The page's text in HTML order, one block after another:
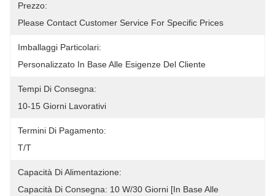
Prezzo:
Please Contact Customer Service For Specific Prices
Imballaggi Particolari:
Personalizzato In Base Alle Esigenze Del Cliente
Tempi Di Consegna:
10-15 Giorni Lavorativi
Termini Di Pagamento:
T/T
Capacità Di Alimentazione:
Capacità Di Consegna: 10 W/30 Giorni [in Base Alle